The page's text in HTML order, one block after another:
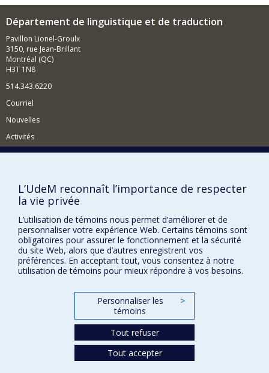
Département de linguistique et de traduction
Pavillon Lionel-Groulx
3150, rue Jean-Brillant
Montréal (QC)
H3T 1N8
514.343.6220
Courriel
Nouvelles
Activités
Plan du site
Accessibilité
FACULTÉ DES ARTS ET DES SCIENCES
Nos départements et écoles
Nos centres d'études
Conditions d’utilisation
L’UdeM reconnaît l’importance de respecter
la vie privée
L’utilisation de témoins nous permet d’améliorer et de
personnaliser votre expérience Web. Certains témoins sont
obligatoires pour assurer le fonctionnement et la sécurité
du site Web, alors que d’autres enregistrent vos
préférences. En acceptant tout, vous consentez à notre
utilisation de témoins pour mieux répondre à vos besoins.
Personnaliser les
témoins
>
Tout refuser
Tout accepter